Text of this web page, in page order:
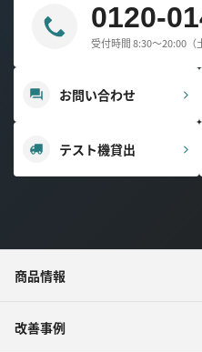
0120-
受付時間 8:30～20:00（
お問い合わせ
テスト機貸出
商品情報
改善事例